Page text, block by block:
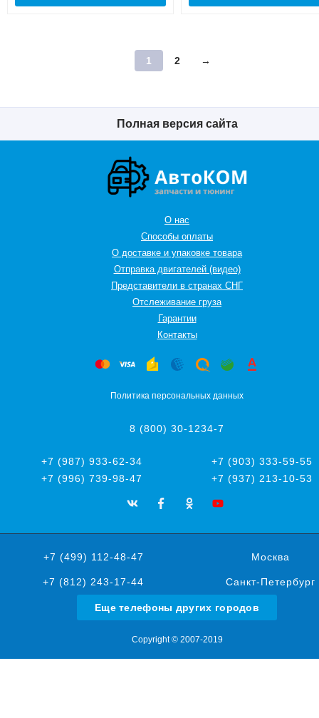
1 2 →
Полная версия сайта
О нас
Способы оплаты
О доставке и упаковке товара
Отправка двигателей (видео)
Представители в странах СНГ
Oтслеживание груза
Гарантии
Контакты
Политика персональных данных
8 (800) 30-1234-7
+7 (987) 933-62-34
+7 (903) 333-59-55
+7 (996) 739-98-47
+7 (937) 213-10-53
+7 (499) 112-48-47 Москва
+7 (812) 243-17-44 Санкт-Петербург
Еще телефоны других городов
Copyright © 2007-2019